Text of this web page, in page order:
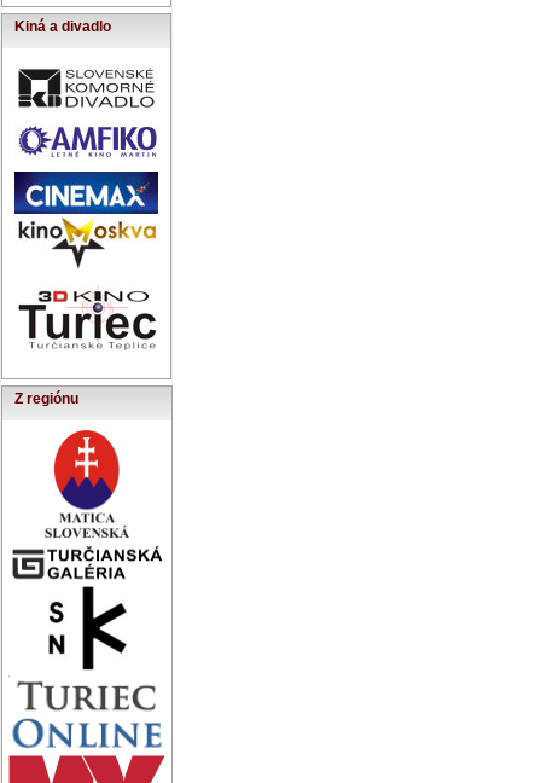
Kiná a divadlo
Z regiónu